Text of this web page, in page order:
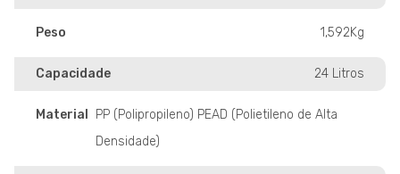
Peso 1,592Kg
Capacidade 24 Litros
Material
PP (Polipropileno) PEAD (Polietileno de Alta
Densidade)